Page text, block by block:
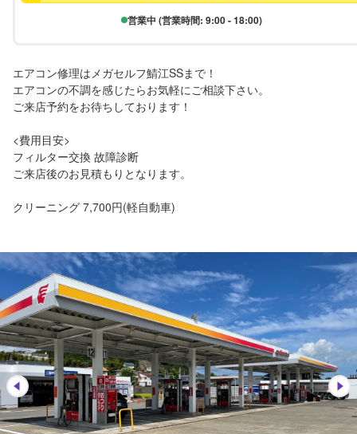
営業中 (営業時間: 9:00 - 18:00)
エアコン修理はメガセルフ鯖江SSまで！
エアコンの不調を感じたらお気軽にご相談下さい。
ご来店予約をお待ちしております！
<費用目安>
フィルター交換 故障診断
ご来店後のお見積もりとなります。
クリーニング 7,700円(軽自動車)